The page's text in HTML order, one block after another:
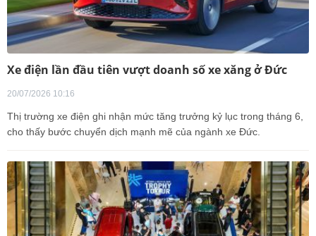
Xe điện lần đầu tiên vượt doanh số xe xăng ở Đức
20/07/2026 10:16
Thị trường xe điện ghi nhận mức tăng trưởng kỷ lục trong tháng 6,
cho thấy bước chuyển dịch mạnh mẽ của ngành xe Đức.